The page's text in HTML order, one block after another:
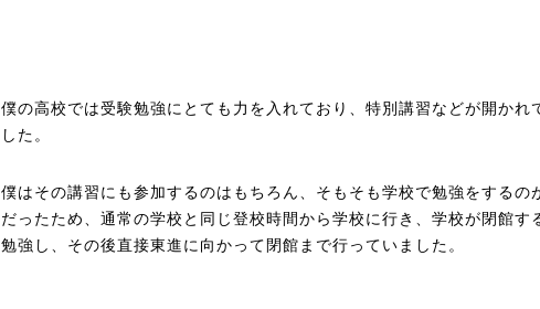
僕の高校では受験勉強にとても力を入れており、特別講習などが開かれ
した。
僕はその講習にも参加するのはもちろん、そもそも学校で勉強をするの
だったため、通常の学校と同じ登校時間から学校に行き、学校が閉館す
勉強し、その後直接東進に向かって閉館まで行っていました。